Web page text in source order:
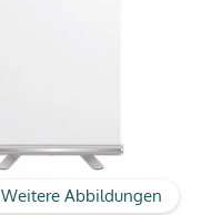
Weitere Abbildungen